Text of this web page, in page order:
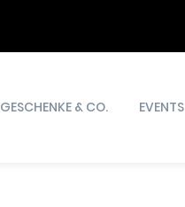
GESCHENKE & CO. EVENTS